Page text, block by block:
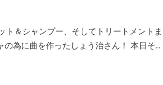
＆シャンプー、そしてトリートメントま
為に曲を作ったしょう治さん！ 本日そ...